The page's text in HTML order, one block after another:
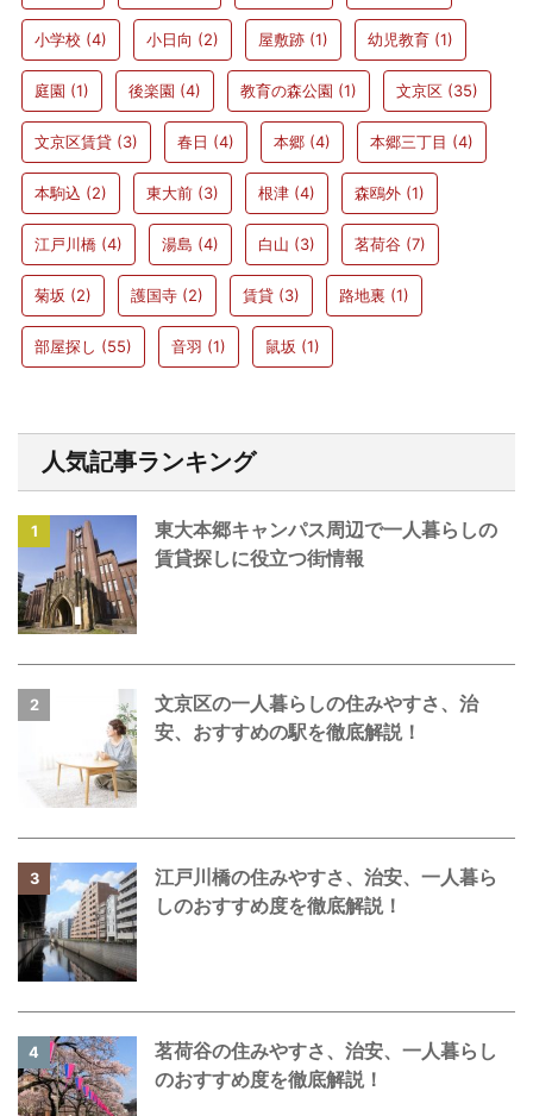
小学校 (4) 小日向 (2) 屋敷跡 (1) 幼児教育 (1)
庭園 (1) 後楽園 (4) 教育の森公園 (1) 文京区 (35)
文京区賃貸 (3) 春日 (4) 本郷 (4) 本郷三丁目 (4)
本駒込 (2) 東大前 (3) 根津 (4) 森鴎外 (1)
江戸川橋 (4) 湯島 (4) 白山 (3) 茗荷谷 (7)
菊坂 (2) 護国寺 (2) 賃貸 (3) 路地裏 (1)
部屋探し (55) 音羽 (1) 鼠坂 (1)
人気記事ランキング
1
東大本郷キャンパス周辺で一人暮らしの
賃貸探しに役立つ街情報
2
文京区の一人暮らしの住みやすさ、治
安、おすすめの駅を徹底解説！
3
江戸川橋の住みやすさ、治安、一人暮ら
しのおすすめ度を徹底解説！
4
茗荷谷の住みやすさ、治安、一人暮らし
のおすすめ度を徹底解説！